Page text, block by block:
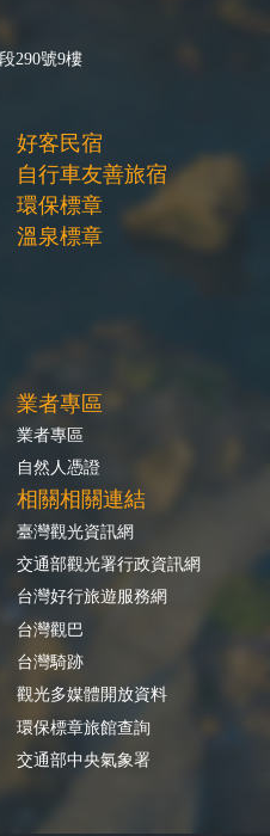
290號9樓
好客民宿
自行車友善旅宿
環保標章
溫泉標章
業者專區
業者專區
自然人憑證
相關相關連結
臺灣觀光資訊網
交通部觀光署行政資訊網
台灣好行旅遊服務網
台灣觀巴
台灣騎跡
觀光多媒體開放資料
環保標章旅館查詢
交通部中央氣象署